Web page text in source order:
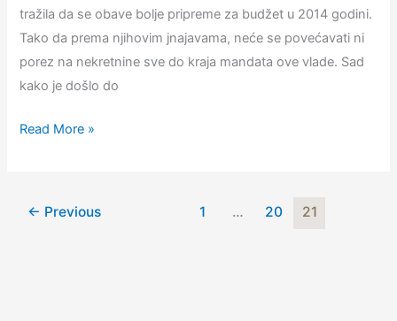
tražila da se obave bolje pripreme za budžet u 2014 godini.
Tako da prema njihovim jnajavama, neće se povećavati ni
porez na nekretnine sve do kraja mandata ove vlade. Sad
kako je došlo do
Bez
Read More »
← Previous 1 … 20 21